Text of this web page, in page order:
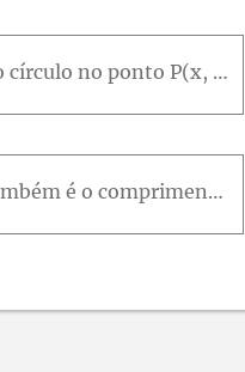
(Continuação do Exercício 19.) Encontre o vetor tangente unitário à involuta do círculo no ponto P(x, y).
Comprimento da hélice O comprimento 2 π 2 da volta da hélice no Exemplo 1 também é o comprimento da diagonal de um quadrado com 2 π unidades de lado. Mostre como obter esse quadrado cortando e aplaina